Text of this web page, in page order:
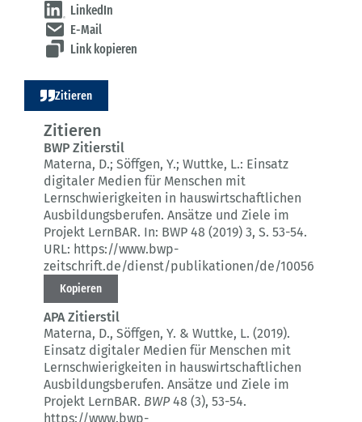
LinkedIn
E-Mail
Link kopieren
Zitieren
Zitieren
BWP Zitierstil
Materna, D.; Söffgen, Y.; Wuttke, L.: Einsatz
digitaler Medien für Menschen mit
Lernschwierigkeiten in hauswirtschaftlichen
Ausbildungsberufen. Ansätze und Ziele im
Projekt LernBAR. In: BWP 48 (2019) 3, S. 53-54.
URL: https://www.bwp-
zeitschrift.de/dienst/publikationen/de/10056
Kopieren
APA Zitierstil
Materna, D., Söffgen, Y. & Wuttke, L. (2019).
Einsatz digitaler Medien für Menschen mit
Lernschwierigkeiten in hauswirtschaftlichen
Ausbildungsberufen. Ansätze und Ziele im
Projekt LernBAR. BWP48 (3), 53-54.
https://www.bwp-